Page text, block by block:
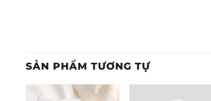
SẢN PHẨM TƯƠNG TỰ